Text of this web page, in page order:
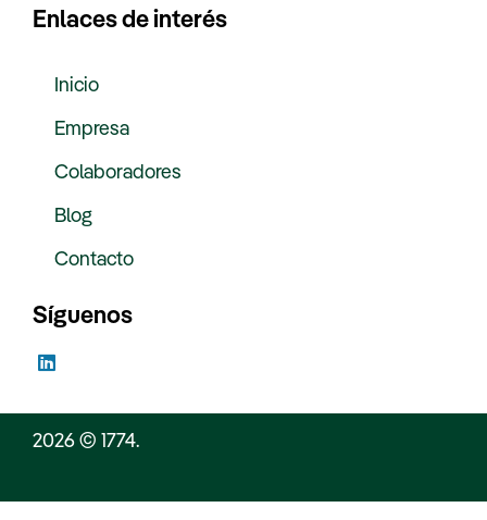
Enlaces de interés
Inicio
Empresa
Colaboradores
Blog
Contacto
Síguenos
L
i
k
e
d
2026 © 1774.